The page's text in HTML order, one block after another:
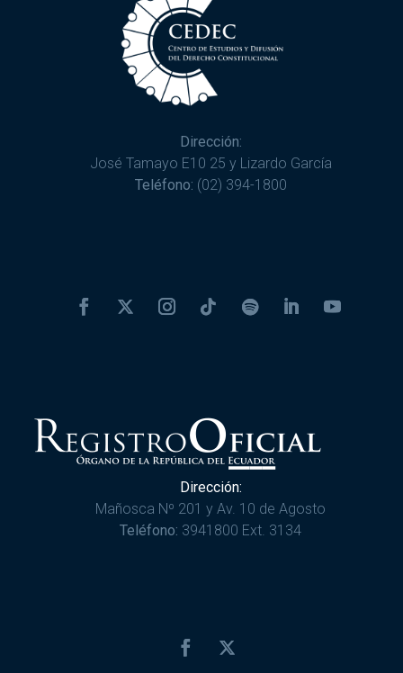
Dirección:
José Tamayo E10 25 y Lizardo García
Teléfono: (02) 394-1800
Dirección:
Mañosca Nº 201 y Av. 10 de Agosto
Teléfono: 3941800 Ext. 3134